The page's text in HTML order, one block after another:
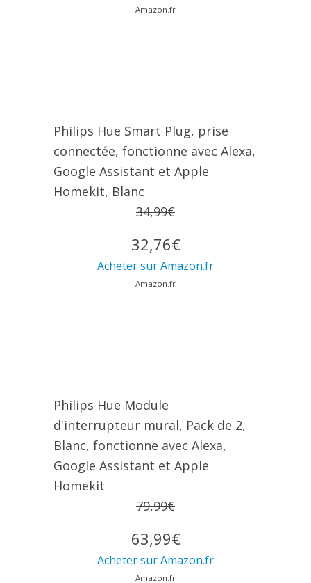
Amazon.fr
Philips Hue Smart Plug, prise
connectée, fonctionne avec Alexa,
Google Assistant et Apple
Homekit, Blanc
34,99€
32,76€
Acheter sur Amazon.fr
Amazon.fr
Philips Hue Module
d'interrupteur mural, Pack de 2,
Blanc, fonctionne avec Alexa,
Google Assistant et Apple
Homekit
79,99€
63,99€
Acheter sur Amazon.fr
Amazon.fr